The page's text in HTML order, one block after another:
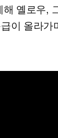
옐로우,
이 올라가